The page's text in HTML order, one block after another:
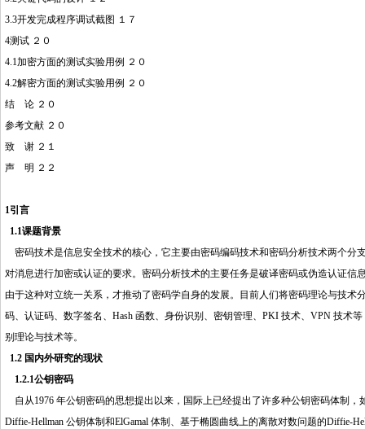
3.3开发完成程序调试截图 １７
4测试 ２０
4.1加密方面的测试实验用例 ２０
4.2解密方面的测试实验用例 ２０
结 论 ２０
参考文献 ２０
致 谢 ２１
声 明 ２２
1引言
1.1课题背景
密码技术是信息安全技术的核心，它主要由密码编码技术和密码分析技术两个分
对消息进行加密或认证的要求。密码分析技术的主要任务是破译密码或伪造认证
由于这种对立统一关系，才推动了密码学自身的发展。目前人们将密码理论与技
码、认证码、数字签名、Hash 函数、身份识别、密钥管理、PKI 技术、VPN 技术
别理论与技术等。
1.2 国内外研究的现状
1.2.1公钥密码
自从1976 年公钥密码的思想提出以来，国际上已经提出了许多种公钥密码体制
Diffie-Hellman 公钥体制和ElGamal 体制、基于椭圆曲线上的离散对数问题的Diffie-